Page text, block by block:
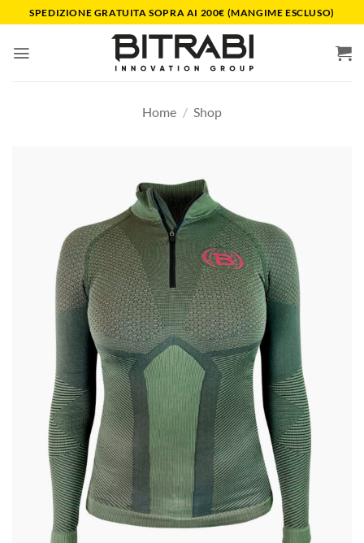
ai
contenuti
SPEDIZIONE GRATUITA SOPRA AI 200€ (MANGIME ESCLUSO)
Home / Shop